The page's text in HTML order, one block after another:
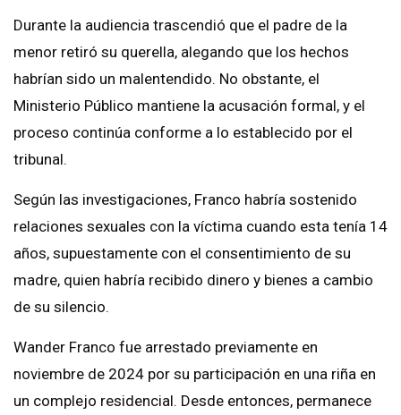
Durante la audiencia trascendió que el padre de la
menor retiró su querella, alegando que los hechos
habrían sido un malentendido. No obstante, el
Ministerio Público mantiene la acusación formal, y el
proceso continúa conforme a lo establecido por el
tribunal.
Según las investigaciones, Franco habría sostenido
relaciones sexuales con la víctima cuando esta tenía 14
años, supuestamente con el consentimiento de su
madre, quien habría recibido dinero y bienes a cambio
de su silencio.
Wander Franco fue arrestado previamente en
noviembre de 2024 por su participación en una riña en
un complejo residencial. Desde entonces, permanece